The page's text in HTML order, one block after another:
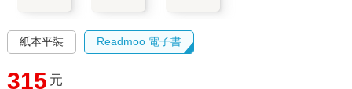
紙本平裝 Readmoo 電子書
315 元